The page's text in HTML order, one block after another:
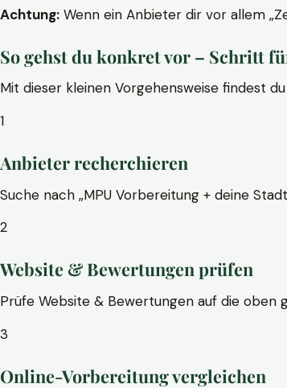
Achtung: Wenn ein Anbieter dir vor allem
So gehst du konkret vor – Schritt
Mit dieser kleinen Vorgehensweise findest
1
Anbieter recherchieren
Suche nach „MPU Vorbereitung + deine
2
Website & Bewertungen prüfen
Prüfe Website & Bewertungen auf die oben
3
Online-Vorbereitung vergleichen